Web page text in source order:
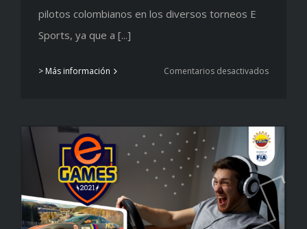
pilotos colombianos en los diversos torneos E
Sports, ya que a [...]
> Más información Comentarios desactivadosen
al
triunfo”
Orestes
Filomeno